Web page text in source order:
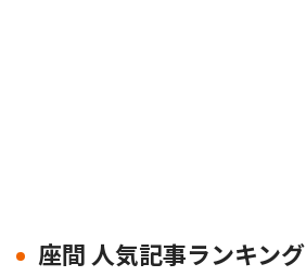
座間 人気記事ランキング